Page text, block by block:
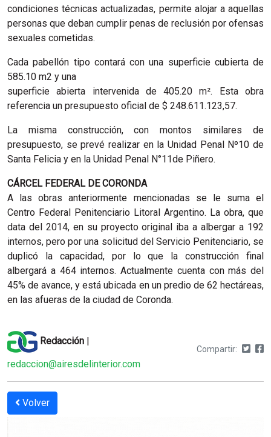
condiciones técnicas actualizadas, permite alojar a aquellas
personas que deban cumplir penas de reclusión por ofensas
sexuales cometidas.
Cada pabellón tipo contará con una superficie cubierta de
585.10 m2 y una
superficie abierta intervenida de 405.20 m². Esta obra
referencia un presupuesto oficial de $ 248.611.123,57.
La misma construcción, con montos similares de
presupuesto, se prevé realizar en la Unidad Penal Nº10 de
Santa Felicia y en la Unidad Penal N°11de Piñero.
CÁRCEL FEDERAL DE CORONDA
A las obras anteriormente mencionadas se le suma el
Centro Federal Penitenciario Litoral Argentino. La obra, que
data del 2014, en su proyecto original iba a albergar a 192
internos, pero por una solicitud del Servicio Penitenciario, se
duplicó la capacidad, por lo que la construcción final
albergará a 464 internos. Actualmente cuenta con más del
45% de avance, y está ubicada en un predio de 62 hectáreas,
en las afueras de la ciudad de Coronda.
Redacción |
redaccion@airesdelinterior.com
Compartir:
Volver